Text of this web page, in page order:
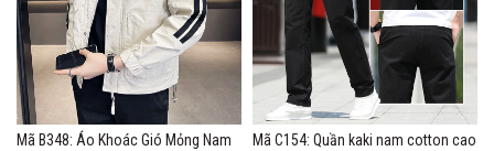
Mã B348: Áo Khoác Gió Mỏng Nam
Mã C154: Quần kaki nam cotton cao